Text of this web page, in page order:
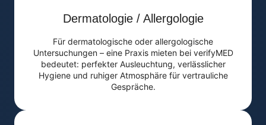
Dermatologie / Allergologie
Für dermatologische oder allergologische
Untersuchungen – eine Praxis mieten bei verifyMED
bedeutet: perfekter Ausleuchtung, verlässlicher
Hygiene und ruhiger Atmosphäre für vertrauliche
Gespräche.